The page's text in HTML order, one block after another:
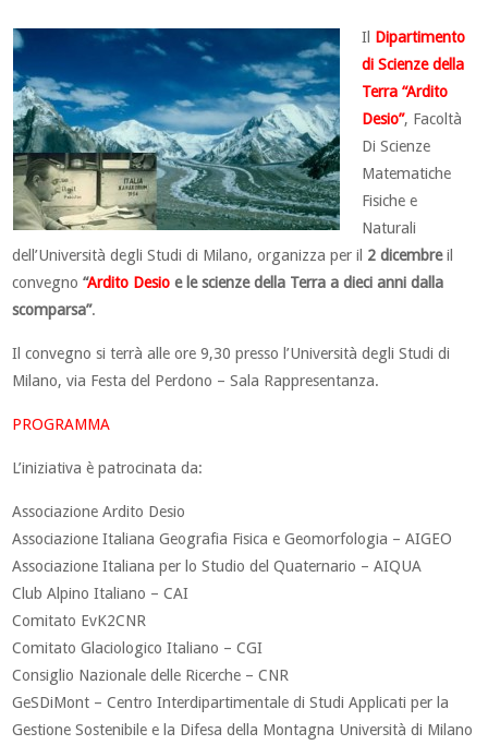
Il Dipartimento
di Scienze della
Terra “Ardito
Desio”, Facoltà
Di Scienze
Matematiche
Fisiche e
Naturali
dell’Università degli Studi di Milano, organizza per il 2 dicembreil
convegno“Ardito Desio e le scienze della Terra a dieci anni dalla
scomparsa”.
Il convegno si terrà alle ore 9,30 presso l’Università degli Studi di
Milano, via Festa del Perdono – Sala Rappresentanza.
PROGRAMMA
L’iniziativa è patrocinata da:
Associazione Ardito Desio
Associazione Italiana Geografia Fisica e Geomorfologia – AIGEO
Associazione Italiana per lo Studio del Quaternario – AIQUA
Club Alpino Italiano – CAI
Comitato EvK2CNR
Comitato Glaciologico Italiano – CGI
Consiglio Nazionale delle Ricerche – CNR
GeSDiMont – Centro Interdipartimentale di Studi Applicati per la
Gestione Sostenibile e la Difesa della Montagna Università di Milano